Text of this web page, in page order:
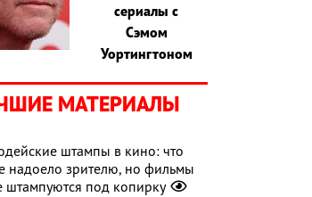
сериалы с
Сэмом
Уортингтоном
МАТЕРИАЛЫ
штампы в кино: что
надоело зрителю, но фильмы
штампуются под копирку